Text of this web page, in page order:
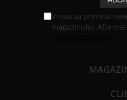
Vreau sa primesc
magazinului. Afla